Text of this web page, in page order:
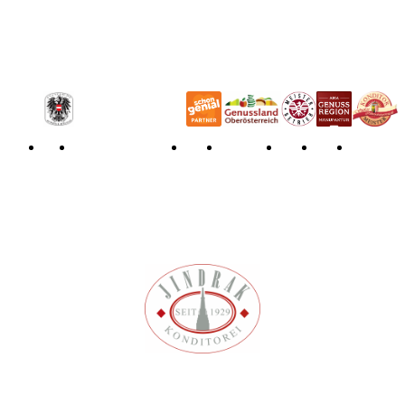
Impressum
Datenschutzerklärung